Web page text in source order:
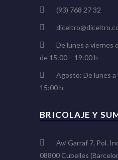
(93) 768 27 32
De lunes a viernes
de 15:00 – 19:00 h
Agosto: De lunes a
15:00 h
BRICOLAJE Y
Av/ Garraf 7, Pol.
08800 Cubelles